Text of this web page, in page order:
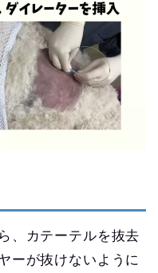
、カテーテルを抜去
ーが抜けないように